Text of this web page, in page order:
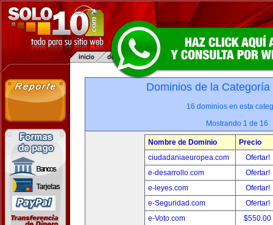
Dominios de la
16 dominios en esta
Mostrando 1 de 16
Nombre de Dominio
Precio
ciudadaniaeuropea.com
Ofertar!
e-desarrollo.com
Ofertar!
e-leyes.com
Ofertar!
e-Seguridad.com
Ofertar!
e-Voto.com
$550.00